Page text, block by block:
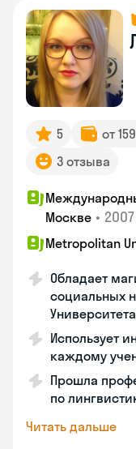
5 от
3 отзыва
Москве • 2007
Metropolitan
Обладает
социальных
Университета
Использует
каждому
Прошла
по
Читать дальше